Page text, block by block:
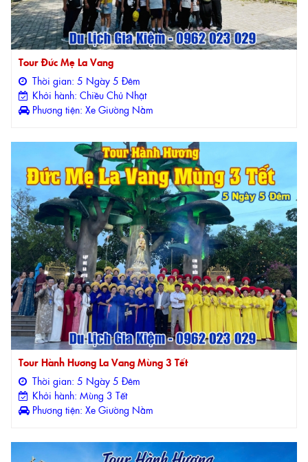
Tour Đức Mẹ La Vang
Thời gian: 5 Ngày 5 Đêm
Khởi hành: Chiều Chủ Nhật
Phương tiện: Xe Giường Nằm
Tour Hành Hương La Vang Mùng 3 Tết
Thời gian: 5 Ngày 5 Đêm
Khởi hành: Mùng 3 Tết
Phương tiện: Xe Giường Nằm